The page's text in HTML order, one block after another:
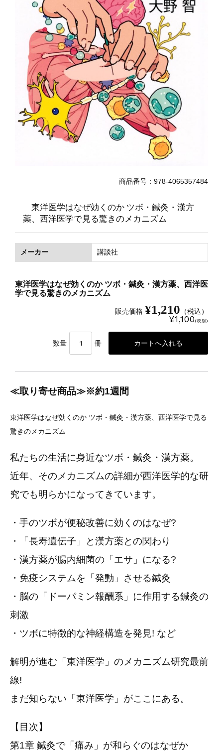
商品番号：978-4065357484
東洋医学はなぜ効くのか ツボ・鍼灸・漢方
薬、西洋医学で見る驚きのメカニズム
メーカー 講談社
東洋医学はなぜ効くのか ツボ・鍼灸・漢方薬、西洋医
学で見る驚きのメカニズム
販売価格 ¥1,210 （税込）
¥1,100(税別)
数量 冊
≪取り寄せ商品≫※約1週間
東洋医学はなぜ効くのか ツボ・鍼灸・漢方薬、西洋医学で見る
驚きのメカニズム
私たちの生活に身近なツボ・鍼灸・漢方薬。
近年、そのメカニズムの詳細が西洋医学的な研
究でも明らかになってきています。
・手のツボが便秘改善に効くのはなぜ?
・「長寿遺伝子」と漢方薬との関わり
・漢方薬が腸内細菌の「エサ」になる?
・免疫システムを「発動」させる鍼灸
・脳の「ドーパミン報酬系」に作用する鍼灸の
刺激
・ツボに特徴的な神経構造を発見! など
解明が進む「東洋医学」のメカニズム研究最前
線!
まだ知らない「東洋医学」がここにある。
【目次】
第1章 鍼灸で「痛み」が和らぐのはなぜか